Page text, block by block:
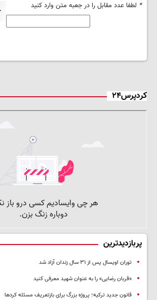
* لطفا عدد مقابل را در جعبه متن وارد کنید
کردپرس۲۴
پربازدیدترین
توران اویسال پس از ۳۱ سال زندان آزاد شد
«قربان رضایی» را به عنوان شهید معرفی کنید
قانون جدید ترکیه؛ پروژه بزرگ‌ برای بازتعریف مسئله کردها